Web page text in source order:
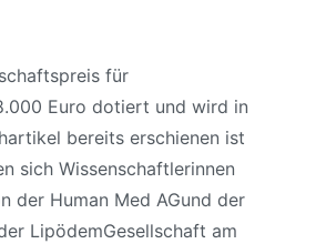
für
Euro dotiert und wird in
bereits erschienen ist
sich Wissenschaftlerinnen
der Human Med AGund der
LipödemGesellschaft am